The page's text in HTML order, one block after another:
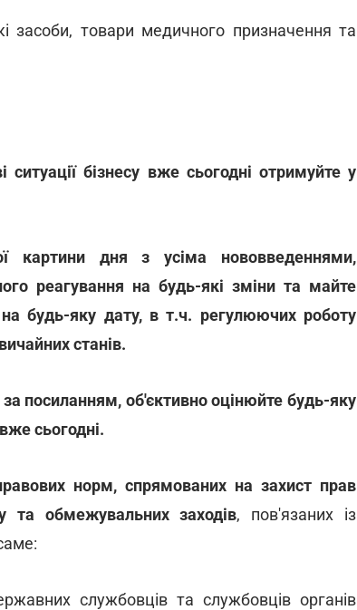
засоби, товари медичного призначення та
бізнесу вже сьогодні отримуйте у
картини дня з усіма нововведеннями,
реагування на будь-які зміни та майте
будь-яку дату, в т.ч. регулюючих роботу
станів.
посиланням, об'єктивно оцінюйте будь-яку
сьогодні.
норм, спрямованих на захист прав
та обмежувальних заходів, пов'язаних із
службовців та службовців органів